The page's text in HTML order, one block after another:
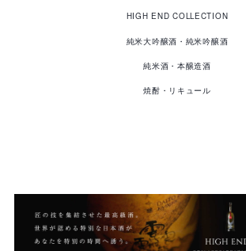
HIGH END COLLECTION
純米大吟醸酒・純米吟醸酒
純米酒・本醸造酒
焼酎・リキュール